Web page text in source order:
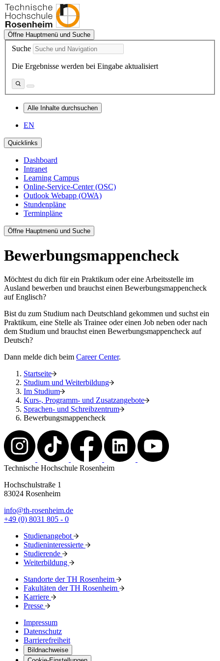
Öffne Hauptmenü und Suche
Suche
Die Ergebnisse werden bei Eingabe aktualisiert
Alle Inhalte durchsuchen
EN
Quicklinks
Dashboard
Intranet
Learning Campus
Online-Service-Center (OSC)
Outlook Webapp (OWA)
Stundenpläne
Terminpläne
Öffne Hauptmenü und Suche
Bewerbungsmappencheck
Möchtest du dich für ein Praktikum oder eine Arbeitsstelle im
Ausland bewerben und brauchst einen Bewerbungsmappencheck
auf Englisch?
Bist du zum Studium nach Deutschland gekommen und suchst ein
Praktikum, eine Stelle als Trainee oder einen Job neben oder nach
dem Studium und brauchst einen Bewerbungsmappencheck auf
Deutsch?
Dann melde dich beim Career Center.
Startseite
Studium und Weiterbildung
Im Studium
Kurs-, Programm- und Zusatzangebote
Sprachen- und Schreibzentrum
Bewerbungsmappencheck
Technische Hochschule Rosenheim
Hochschulstraße 1
83024 Rosenheim
info@th-rosenheim.de
+49 (0) 8031 805 - 0
Studienangebot
Studieninteressierte
Studierende
Weiterbildung
Standorte der TH Rosenheim
Fakultäten der TH Rosenheim
Karriere
Presse
Impressum
Datenschutz
Barrierefreiheit
Bildnachweise